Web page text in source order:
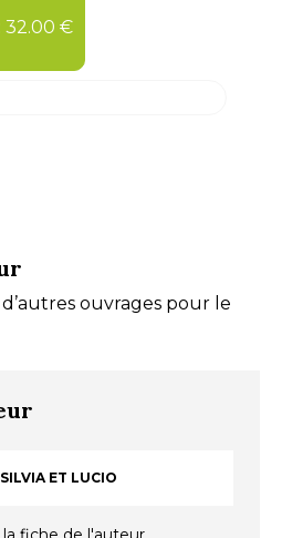
32.00 €
ouvrages pour le
ET LUCIO